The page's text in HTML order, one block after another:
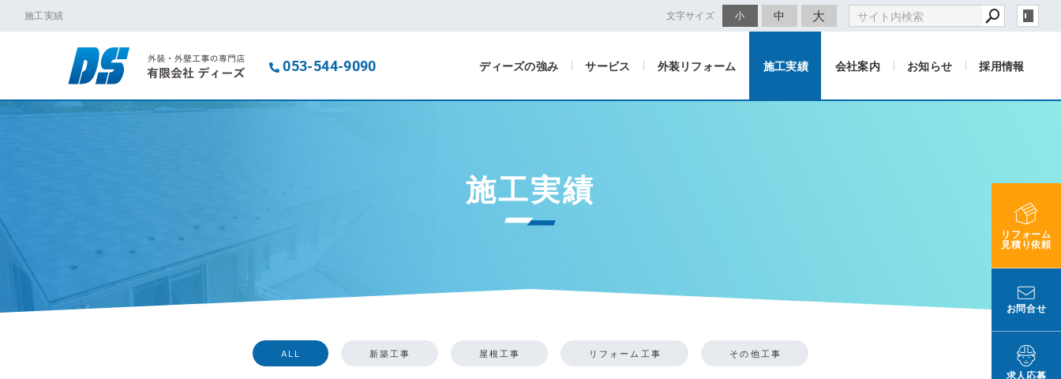
施工実績 文字サイズ 小 中 大
053-544-9090 ディーズの強み サービス 外装リフォーム 施工実績 会社案内 お知らせ 採用情報
リフォーム
見積り依頼
お問合せ
求人応募
施工実績
ALL 新築工事 屋根工事 リフォーム工事 その他工事